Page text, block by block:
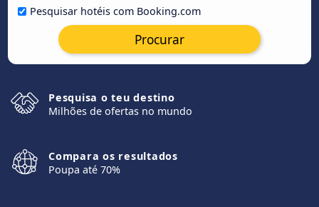
Pesquisar hotéis com Booking.com
Procurar
Pesquisa o teu destino
Milhões de ofertas no mundo
Compara os resultados
Poupa até 70%